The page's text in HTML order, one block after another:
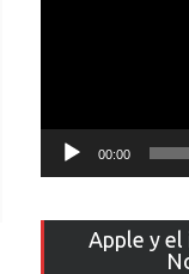
00:00
Apple y el